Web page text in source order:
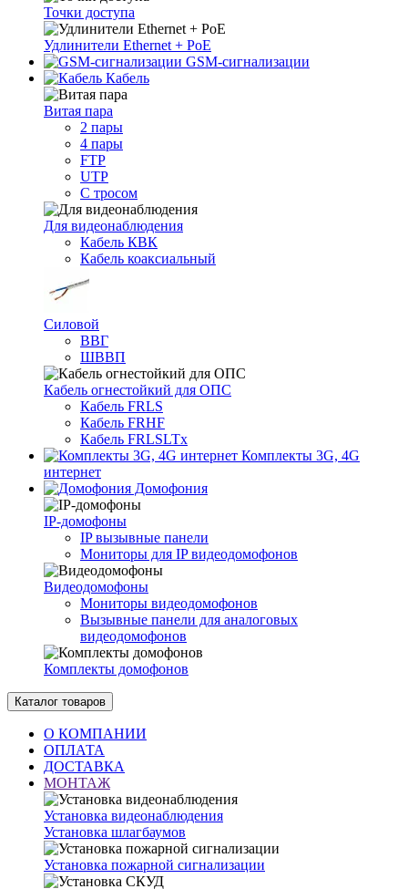
Точки доступа
Удлинители Ethernet + PoE
GSM-сигнализации
Кабель
Витая пара
2 пары
4 пары
FTP
UTP
С тросом
Для видеонаблюдения
Кабель КВК
Кабель коаксиальный
Силовой
ВВГ
ШВВП
Кабель огнестойкий для ОПС
Кабель FRLS
Кабель FRHF
Кабель FRLSLTx
Комплекты 3G, 4G
интернет
Домофония
IP-домофоны
IP вызывные панели
Мониторы для IP видеодомофонов
Видеодомофоны
Мониторы видеодомофонов
Вызывные панели для аналоговых
видеодомофонов
Комплекты домофонов
Каталог товаров
О КОМПАНИИ
ОПЛАТА
ДОСТАВКА
МОНТАЖ
Установка видеонаблюдения
Установка шлагбаумов
Установка пожарной сигнализации